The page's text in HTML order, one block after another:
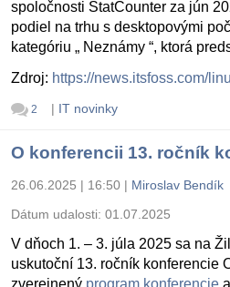
spoločnosti StatCounter za jún
podiel na trhu s desktopovými
kategóriu „ Neznámy “, ktorá
Zdroj: https://news.itsfoss.com/
2 | IT novinky
O konferencii 13. ročník
26.06.2025 | 16:50 | Miroslav Bendík
Dátum udalosti: 01.07.2025
V dňoch 1. – 3. júla 2025 sa na
uskutoční 13. ročník konferencie